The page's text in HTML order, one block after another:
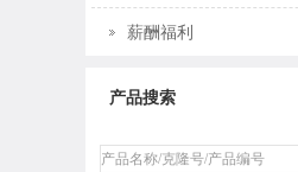
薪酬福利
产品搜索